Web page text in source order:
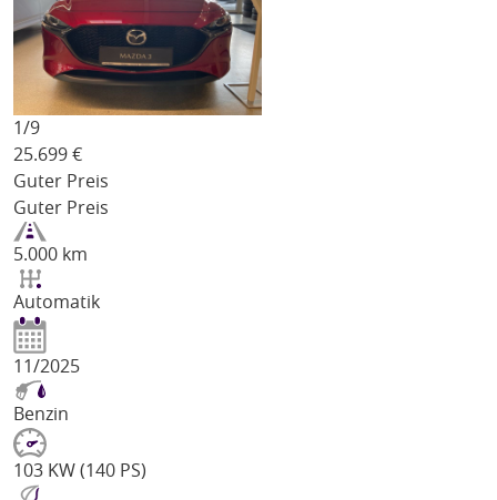
1/9
25.699 €
Guter Preis
Guter Preis
5.000 km
Automatik
11/2025
Benzin
103 KW (140 PS)